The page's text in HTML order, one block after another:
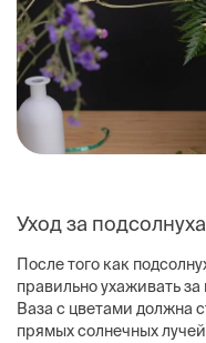
Уход за
После того как
правильно ухаживать
Ваза с цветами должна
прямых солнечных